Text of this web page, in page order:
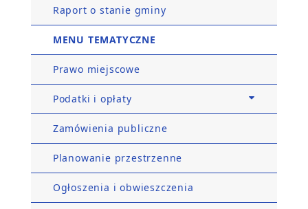
Raport o stanie gminy
MENU TEMATYCZNE
Prawo miejscowe
Podatki i opłaty
Zamówienia publiczne
Planowanie przestrzenne
Ogłoszenia i obwieszczenia